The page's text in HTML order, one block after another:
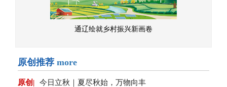
通辽绘就乡村振兴新画卷
原创推荐 more
原创| 今日立秋｜夏尽秋始，万物向丰